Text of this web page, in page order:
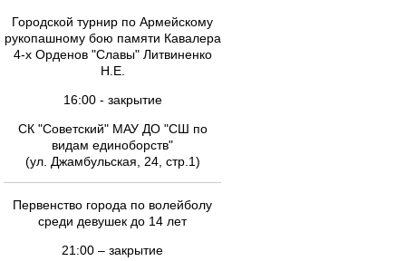
Городской турнир по Армейскому
рукопашному бою памяти Кавалера
4-х Орденов "Славы" Литвиненко
Н.Е.
16:00 - закрытие
СК "Советский" МАУ ДО "СШ по
видам единоборств"
(ул. Джамбульская, 24, стр.1)
Первенство города по волейболу
среди девушек до 14 лет
21:00 – закрытие